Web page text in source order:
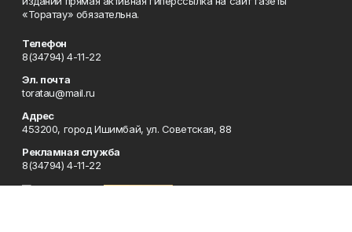
«Торатау» обязательна.
Телефон
8(34794) 4-11-22
Эл. почта
toratau@mail.ru
Адрес
453200, город Ишимбай, ул. Советская, 88
Рекламная служба
8(34794) 4-11-22